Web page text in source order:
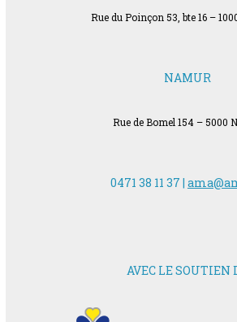
Rue du Poinçon 53, bte 16 –
NAMUR
Rue de Bomel 154 – 5000
0471 38 11 37 |
AVEC LE SOUTIEN